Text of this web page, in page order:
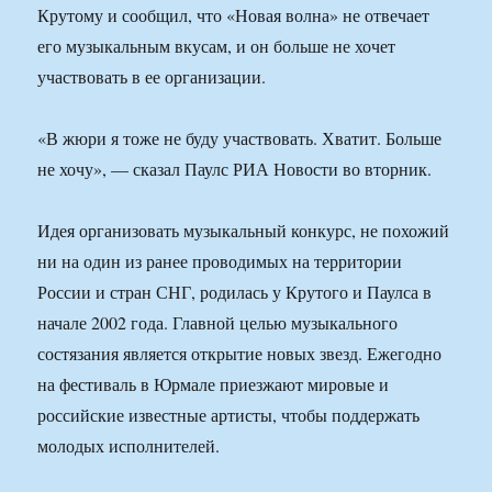
Крутому и сообщил, что «Новая волна» не отвечает
его музыкальным вкусам, и он больше не хочет
участвовать в ее организации.
«В жюри я тоже не буду участвовать. Хватит. Больше
не хочу», — сказал Паулс РИА Новости во вторник.
Идея организовать музыкальный конкурс, не похожий
ни на один из ранее проводимых на территории
России и стран СНГ, родилась у Крутого и Паулса в
начале 2002 года. Главной целью музыкального
состязания является открытие новых звезд. Ежегодно
на фестиваль в Юрмале приезжают мировые и
российские известные артисты, чтобы поддержать
молодых исполнителей.